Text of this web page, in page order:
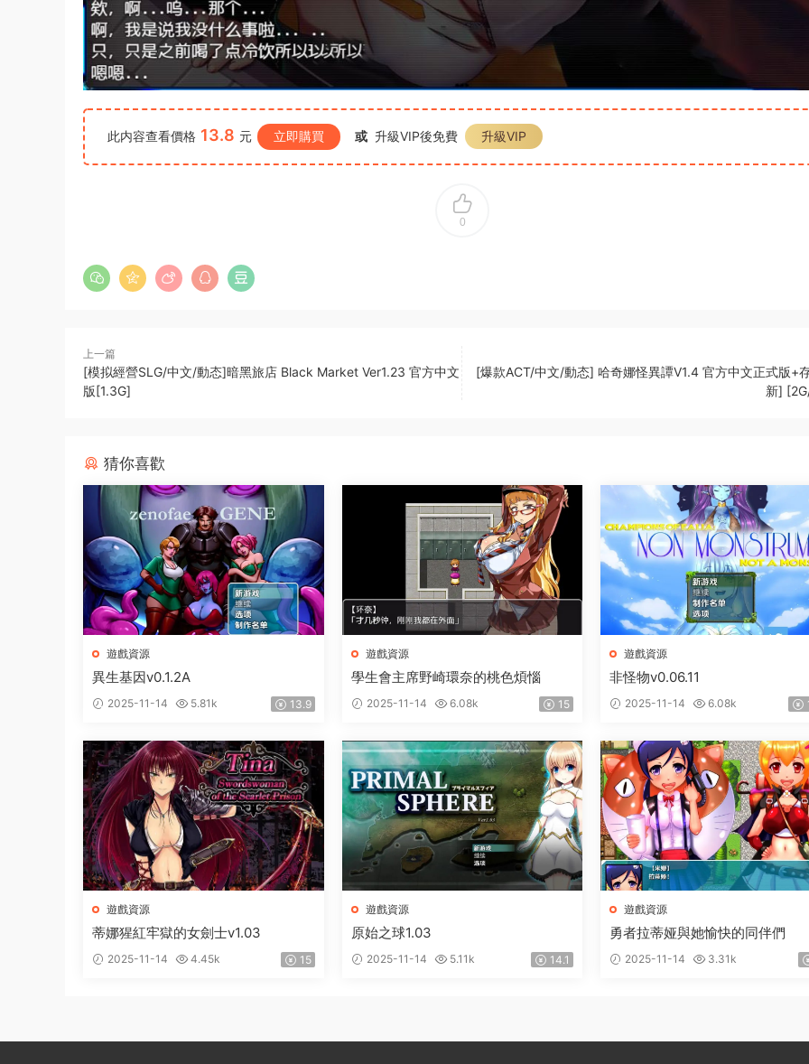
此内容查看價格 13.8 元 立即購買 或 升級VIP後免費 升級VIP
0
上一篇
[模拟經營SLG/中文/動态]暗黑旅店 Black Market Ver1.23 官方中文
版[1.3G]
[爆款ACT/中文/動态] 哈奇娜怪異譚V1.4 官方中文正式版+
新]
猜你喜歡
遊戲資源
異生基因v0.1.2A
2025-11-14 5.81k 13.9
遊戲資源
學生會主席野崎環奈的桃色煩惱
2025-11-14 6.08k 15
遊戲資源
非怪物v0.06.11
2025-11-14 6.08k
遊戲資源
蒂娜猩紅牢獄的女劍士v1.03
2025-11-14 4.45k 15
遊戲資源
原始之球1.03
2025-11-14 5.11k 14.1
遊戲資源
勇者拉蒂娅與她愉快的同伴們
2025-11-14 3.31k